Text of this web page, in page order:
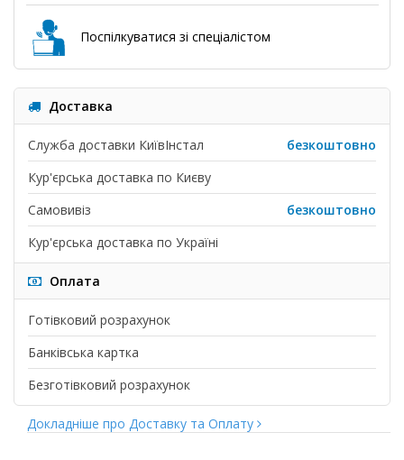
Поспілкуватися зі спеціалістом
Доставка
Служба доставки КиївІнстал
безкоштовно
Кур'єрська доставка по Києву
Самовивіз
безкоштовно
Кур'єрська доставка по Україні
Оплата
Готівковий розрахунок
Банківська картка
Безготівковий розрахунок
Докладніше про Доставку та Оплату